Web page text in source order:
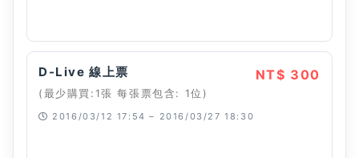
D-Live 線上票
(最少購買:1張 每張票包含: 1位)
NT$ 300
2016/03/12 17:54 – 2016/03/27 18:30